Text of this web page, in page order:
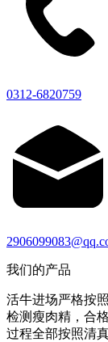
0312-6820759
我们的产品
活牛进场严格按
检测瘦肉精，合
过程全部按照清